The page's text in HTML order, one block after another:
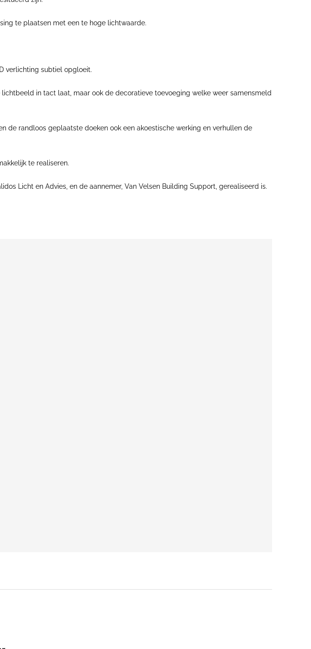
te plaatsen met een te hoge lichtwaarde.
verlichting subtiel opgloeit.
in tact laat, maar ook de decoratieve toevoeging welke weer samensmeld
de randloos geplaatste doeken ook een akoestische werking en verhullen de
te realiseren.
Licht en Advies, en de aannemer, Van Velsen Building Support, gerealiseerd is.